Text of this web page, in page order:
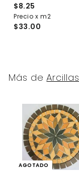
$8.25
8
.
Precio x m2
$33.00
Más deArcillas
AGOTADO